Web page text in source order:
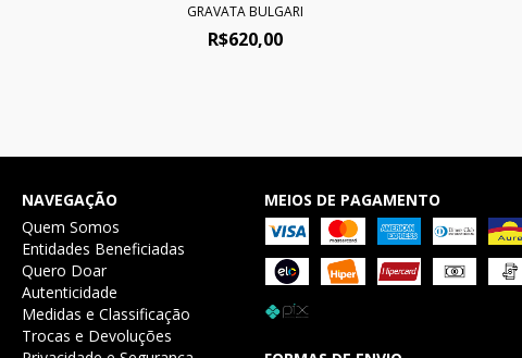
GRAVATA BULGARI
R$620,00
NAVEGAÇÃO
Quem Somos
Entidades Beneficiadas
Quero Doar
Autenticidade
Medidas e Classificação
Trocas e Devoluções
MEIOS DE PAGAMENTO